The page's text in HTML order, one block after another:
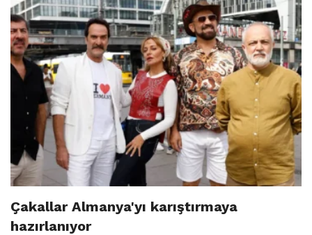
Çakallar Almanya'yı karıştırmaya
hazırlanıyor